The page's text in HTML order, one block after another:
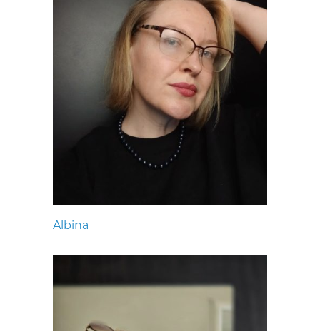
Albina